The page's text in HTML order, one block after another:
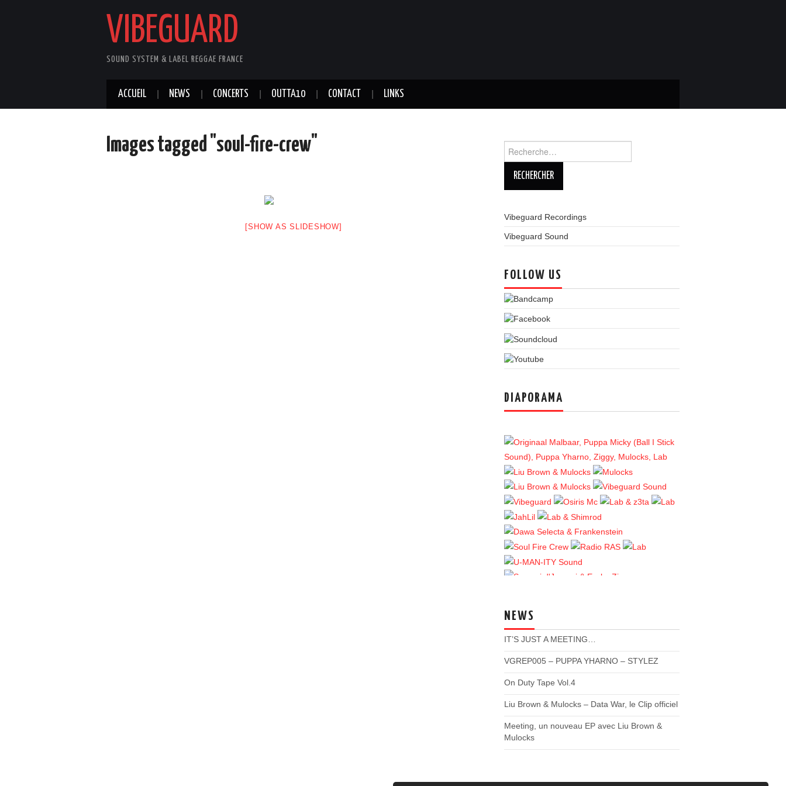
VIBEGUARD
SOUND SYSTEM & LABEL REGGAE FRANCE
ACCUEIL NEWS CONCERTS OUTTA10 CONTACT LINKS
Images tagged "soul-fire-crew"
[SHOW AS SLIDESHOW]
Vibeguard Recordings
Vibeguard Sound
FOLLOW US
DIAPORAMA
NEWS
IT’S JUST A MEETING…
VGREP005 – PUPPA YHARNO – STYLEZ
On Duty Tape Vol.4
Liu Brown & Mulocks – Data War, le Clip officiel
Meeting, un nouveau EP avec Liu Brown &
Mulocks